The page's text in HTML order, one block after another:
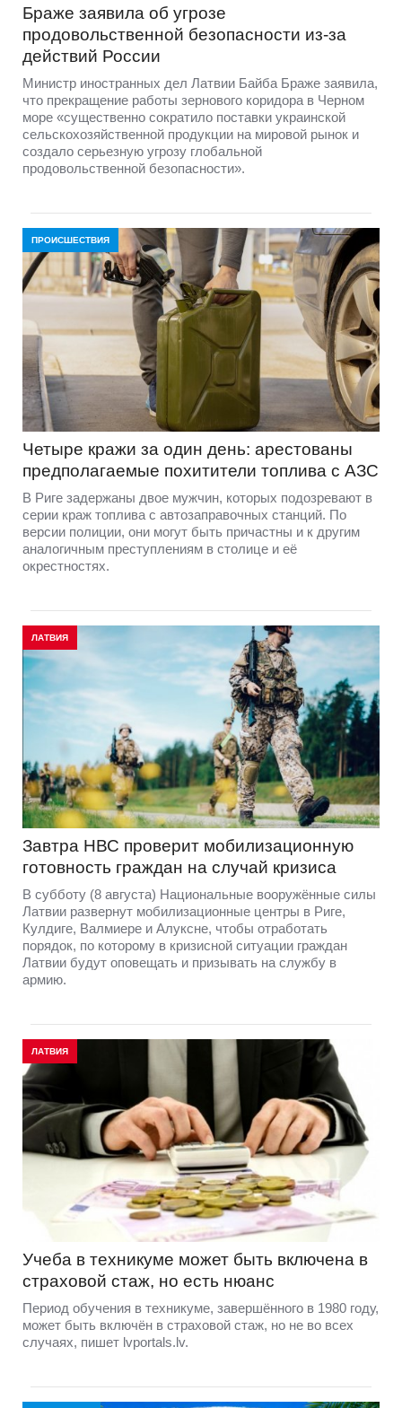
Браже заявила об угрозе
продовольственной безопасности из-за
действий России
Министр иностранных дел Латвии Байба Браже заявила,
что прекращение работы зернового коридора в Черном
море «существенно сократило поставки украинской
сельскохозяйственной продукции на мировой рынок и
создало серьезную угрозу глобальной
продовольственной безопасности».
ПРОИСШЕСТВИЯ
Четыре кражи за один день: арестованы
предполагаемые похитители топлива с АЗС
В Риге задержаны двое мужчин, которых подозревают в
серии краж топлива с автозаправочных станций. По
версии полиции, они могут быть причастны и к другим
аналогичным преступлениям в столице и её
окрестностях.
ЛАТВИЯ
Завтра НВС проверит мобилизационную
готовность граждан на случай кризиса
В субботу (8 августа) Национальные вооружённые силы
Латвии развернут мобилизационные центры в Риге,
Кулдиге, Валмиере и Алуксне, чтобы отработать
порядок, по которому в кризисной ситуации граждан
Латвии будут оповещать и призывать на службу в
армию.
ЛАТВИЯ
Учеба в техникуме может быть включена в
страховой стаж, но есть нюанс
Период обучения в техникуме, завершённого в 1980 году,
может быть включён в страховой стаж, но не во всех
случаях, пишет lvportals.lv.